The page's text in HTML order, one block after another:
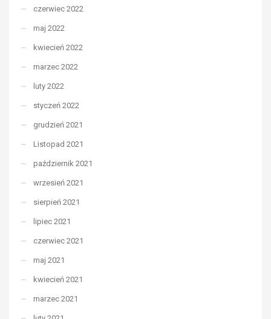
czerwiec 2022
maj 2022
kwiecień 2022
marzec 2022
luty 2022
styczeń 2022
grudzień 2021
Listopad 2021
październik 2021
wrzesień 2021
sierpień 2021
lipiec 2021
czerwiec 2021
maj 2021
kwiecień 2021
marzec 2021